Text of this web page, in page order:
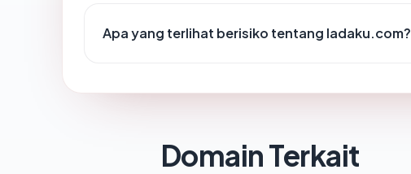
Apa yang terlihat berisiko tentang ladaku.com?
Domain Terkait